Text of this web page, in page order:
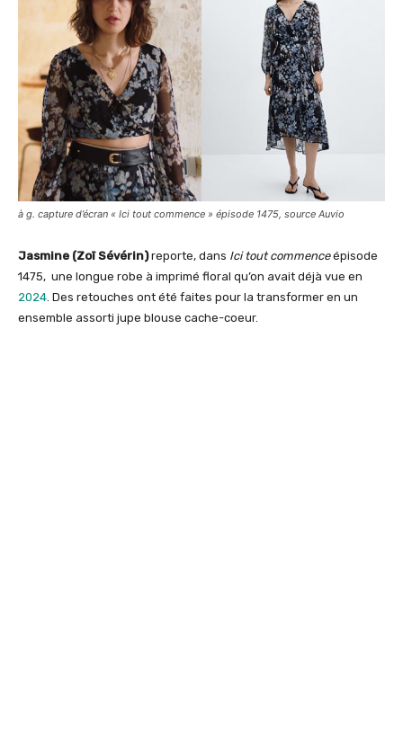
à g. capture d’écran « Ici tout commence » épisode 1475, source Auvio
Jasmine (Zoï Sévérin)reporte, dans Ici tout commenceépisode
1475, une longue robe à imprimé floral qu’on avait déjà vue en
2024. Des retouches ont été faites pour la transformer en un
ensemble assorti jupe blouse cache-coeur.